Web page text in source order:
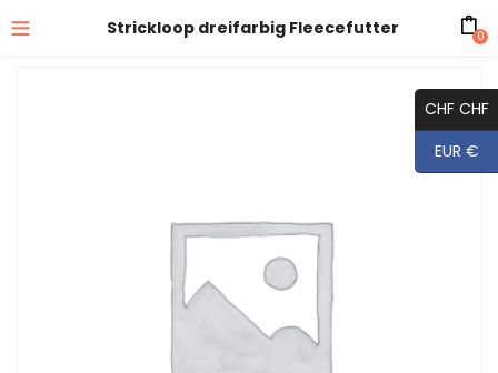
Strickloop dreifarbig Fleecefutter 0
CHF CHF
EUR €